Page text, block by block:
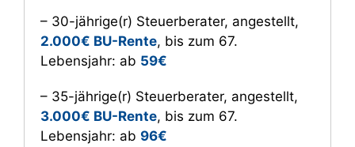
– 30-jährige(r) Steuerberater, angestellt,
2.000€ BU-Rente, bis zum 67.
Lebensjahr: ab 59€
– 35-jährige(r) Steuerberater, angestellt,
3.000€ BU-Rente, bis zum 67.
Lebensjahr: ab 96€